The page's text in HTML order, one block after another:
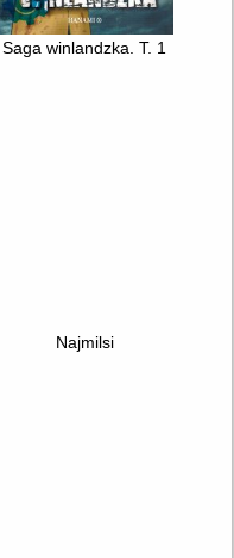
swoim umysłem i pokonaj
Saga winlandzka. T. 1
Najmilsi